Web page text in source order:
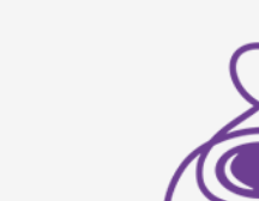
Hipoglicemia:
oferecer
fórmula
infantil?”